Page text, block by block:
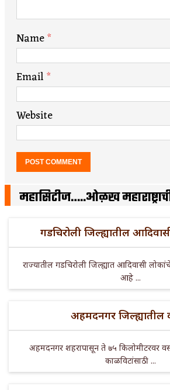
Name*
Email*
Website
महासिटीज…..ओळख
गडचिरोली जिल्ह्यातील
राज्यातील गडचिरोली जिल्ह्यात आदिवासी
आहे ...
अहमदनगर जिल्ह्यातील
अहमदनगर शहरापासून ते ७५ किलोमीटरवर
काळविटांसाठी ...